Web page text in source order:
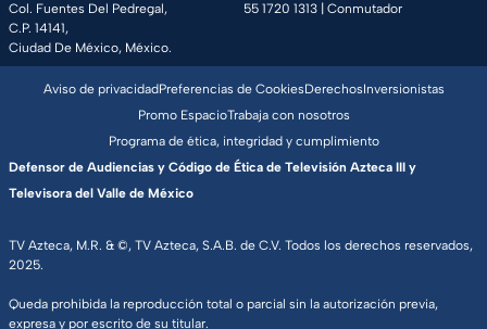
Col. Fuentes Del Pedregal,
C.P. 14141,
Ciudad De México, México.
55 1720 1313 | Conmutador
TV Azteca, M.R. & ©, TV Azteca, S.A.B. de C.V. Todos los derechos reservados,
2025.
Queda prohibida la reproducción total o parcial sin la autorización previa,
expresa y por escrito de su titular.
Aviso de privacidadPreferencias de CookiesDerechosInversionistas
Promo EspacioTrabaja con nosotros
Programa de ética, integridad y cumplimiento
Defensor de Audiencias y Código de Ética de Televisión Azteca III y
Televisora del Valle de México